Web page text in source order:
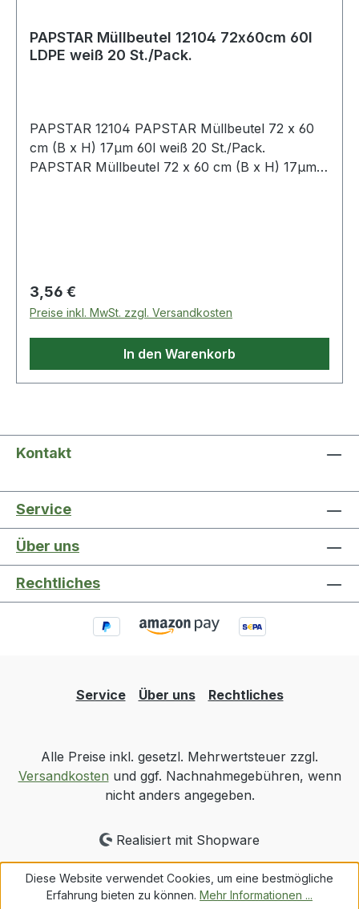
PAPSTAR Müllbeutel 12104 72x60cm 60l
LDPE weiß 20 St./Pack.
PAPSTAR 12104 PAPSTAR Müllbeutel 72 x 60
cm (B x H) 17µm 60l weiß 20 St./Pack.
PAPSTAR Müllbeutel 72 x 60 cm (B x H) 17µm
Regulärer Preis:
3,56 €
Preise inkl. MwSt. zzgl. Versandkosten
In den Warenkorb
Kontakt
Service
Über uns
Rechtliches
Service Über uns Rechtliches
Alle Preise inkl. gesetzl. Mehrwertsteuer zzgl.
Versandkosten und ggf. Nachnahmegebühren, wenn
nicht anders angegeben.
Realisiert mit Shopware
Diese Website verwendet Cookies, um eine bestmögliche
Erfahrung bieten zu können. Mehr Informationen ...